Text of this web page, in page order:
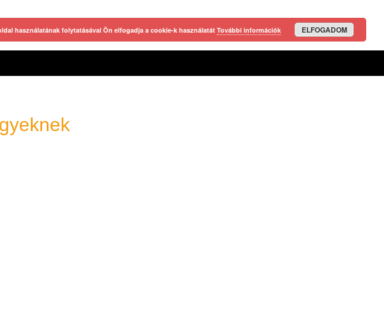
használatának folytatásával Ön elfogadja a cookie-k használatát További információk ELFOGADOM